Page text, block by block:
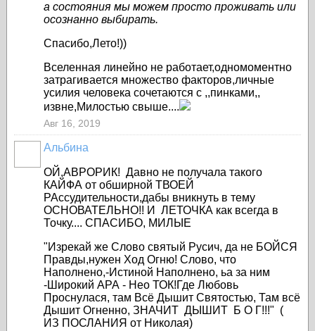
а состояния мы можем просто проживать или
осознанно выбирать.
Спасибо,Лето!))
Вселенная линейно не работает,одномоментно
затрагивается множество факторов,личные
усилия человека сочетаются с ,,пинками,,
извне,Милостью свыше....
Авг 16, 2019
Альбина
ОЙ,АВРОРИК! Давно не получала такого
КАЙФА от обширной ТВОЕЙ
РАссудительности,дабы вникнуть в тему
ОСНОВАТЕЛЬНО!! И ЛЕТОЧКА как всегда в
Точку.... СПАСИБО, МИЛЫЕ
"Изрекай же Слово святый Русич, да не БОЙСЯ
Правды,нужен Ход Огню! Слово, что
Наполнено,-Истиной Наполнено, ьа за ним
-Широкий АРА - Нео ТОК!Где Любовь
Проснулася, там Всё Дышит Святостью, Там всё
Дышит Огненно, ЗНАЧИТ ДЫШИТ Б О Г!!!" (
ИЗ ПОСЛАНИЯ от Николая)